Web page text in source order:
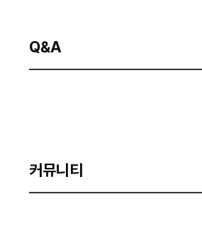
Q&A
커뮤니티